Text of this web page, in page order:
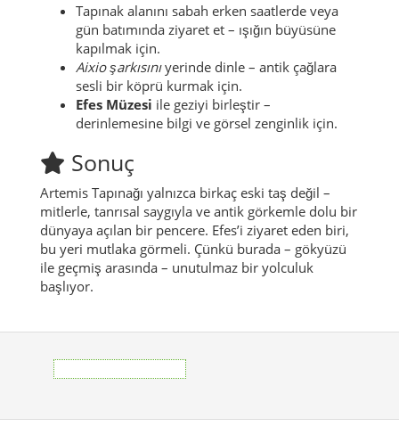
Tapınak alanını sabah erken saatlerde veya
gün batımında ziyaret et – ışığın büyüsüne
kapılmak için.
Aixio şarkısınıyerinde dinle – antik çağlara
sesli bir köprü kurmak için.
Efes Müzesi ile geziyi birleştir –
derinlemesine bilgi ve görsel zenginlik için.
Sonuç
Artemis Tapınağı yalnızca birkaç eski taş değil –
mitlerle, tanrısal saygıyla ve antik görkemle dolu bir
dünyaya açılan bir pencere. Efes’i ziyaret eden biri,
bu yeri mutlaka görmeli. Çünkü burada – gökyüzü
ile geçmiş arasında – unutulmaz bir yolculuk
başlıyor.